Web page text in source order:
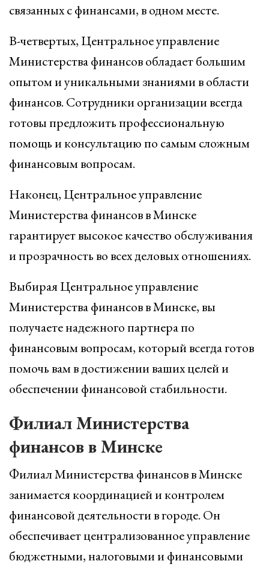
связанных с финансами, в одном месте.
В-четвертых, Центральное управление
Министерства финансов обладает большим
опытом и уникальными знаниями в области
финансов. Сотрудники организации всегда
готовы предложить профессиональную
помощь и консультацию по самым сложным
финансовым вопросам.
Наконец, Центральное управление
Министерства финансов в Минске
гарантирует высокое качество обслуживания
и прозрачность во всех деловых отношениях.
Выбирая Центральное управление
Министерства финансов в Минске, вы
получаете надежного партнера по
финансовым вопросам, который всегда готов
помочь вам в достижении ваших целей и
обеспечении финансовой стабильности.
Филиал Министерства
финансов в Минске
Филиал Министерства финансов в Минске
занимается координацией и контролем
финансовой деятельности в городе. Он
обеспечивает централизованное управление
бюджетными, налоговыми и финансовыми